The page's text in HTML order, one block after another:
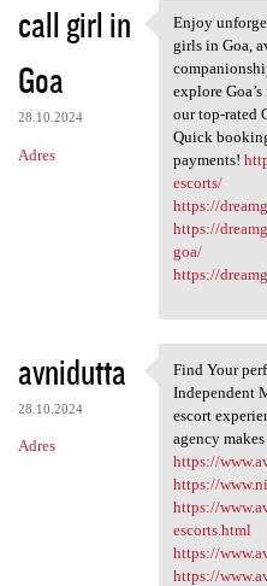
call girl in
Goa
28.10.2024
Adres
Enjoy
Enjoy
girls in Goa,
explore
our top-rated
Quick
payments!
escorts/
https://
https://
goa/
https://
avnidutta
28.10.2024
Adres
Find Your
Find Your
Independent
escort
agency
https://
https://
https://
escorts.html
https://
https://